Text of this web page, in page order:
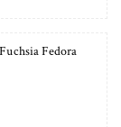
Fedora